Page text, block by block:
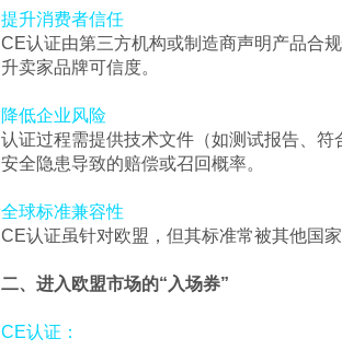
提升消费者信任
CE认证由第三方机构或制造商声明产品合
升卖家品牌可信度。
降低企业风险
认证过程需提供技术文件（如测试报告、
安全隐患导致的赔偿或召回概率。
全球标准兼容性
CE认证虽针对欧盟，但其标准常被其他国
二、进入欧盟市场的“入场券”
CE认证：